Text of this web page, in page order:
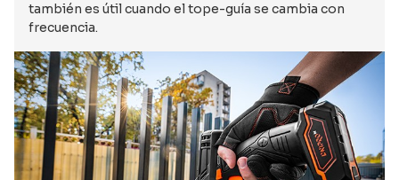
también es útil cuando el tope-guía se cambia con
frecuencia.